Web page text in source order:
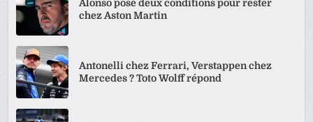
Alonso pose deux conditions pour rester
chez Aston Martin
Antonelli chez Ferrari, Verstappen chez
Mercedes ? Toto Wolff répond